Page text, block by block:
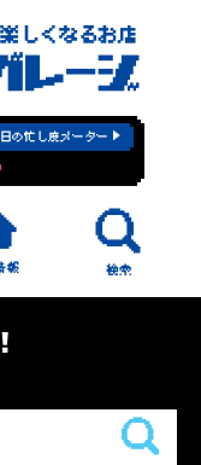
の忙し度メーター